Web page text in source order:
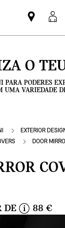
O
PARA PODERES
UMA VARIEDADE
EXTERIOR
DOOR
DE 88 €